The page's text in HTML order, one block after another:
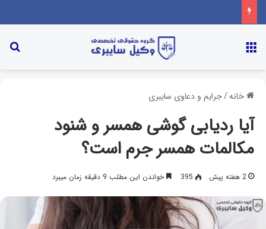
خانه/جرایم و دعاوی سایبری
آیا ردیابی گوشی همسر و شنود
مکالمات همسر جرم است؟
2 هفته پیش 395 خواندن این مطلب 9 دقیقه زمان میبرد